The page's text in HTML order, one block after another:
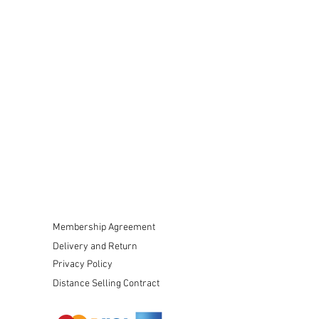
Membership Agreement
Delivery and Return
Privacy Policy
Distance Selling Contract